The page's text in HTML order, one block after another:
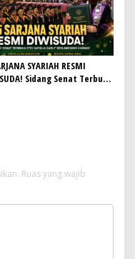
SYARIAH RESMI
Sidang Senat Terbuka
Ruas yang wajib